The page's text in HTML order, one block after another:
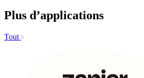
Plus d’applications
Tout